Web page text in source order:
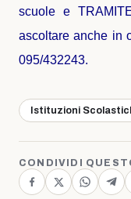
scuole e
ascoltare anche in
095/432243.
Istituzioni
CONDIVIDI